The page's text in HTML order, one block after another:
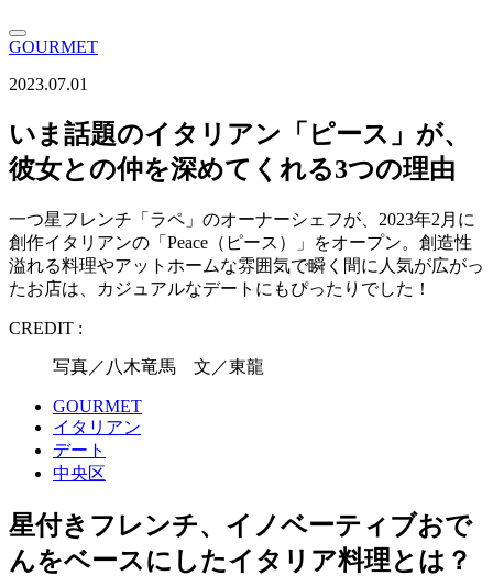
GOURMET
2023.07.01
いま話題のイタリアン「ピース」が、
彼女との仲を深めてくれる3つの理由
一つ星フレンチ「ラペ」のオーナーシェフが、2023年2月に
創作イタリアンの「Peace（ピース）」をオープン。創造性
溢れる料理やアットホームな雰囲気で瞬く間に人気が広がっ
たお店は、カジュアルなデートにもぴったりでした！
CREDIT :
写真／八木竜馬 文／東龍
GOURMET
イタリアン
デート
中央区
星付きフレンチ、イノベーティブおで
んをベースにしたイタリア料理とは？